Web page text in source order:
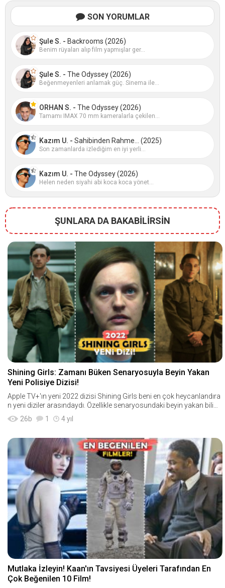
SON YORUMLAR
Şule S. - Backrooms (2026)
Benim rüyaları alıp film yapmışlar ger...
Şule S. - The Odyssey (2026)
Beğenmeyenleri anlamak güç. Sinema ile...
ORHAN S. - The Odyssey (2026)
Tamamı IMAX 70 mm kameralarla çekilen...
Kazım U. - Sahibinden Rahme... (2025)
Son zamanlarda izlediğim en iyi yerli...
Kazım U. - The Odyssey (2026)
Helen neden siyahi abi koca koca yönet...
ŞUNLARA DA BAKABİLİRSİN
Shining Girls: Zamanı Büken Senaryosuyla Beyin Yakan
Yeni Polisiye Dizisi!
Apple TV+'ın yeni 2022 dizisi Shining Girls beni en çok heycanlandıra
n yeni diziler arasındaydı. Özellikle senaryosundaki beyin yakan bilim
kurgusuyla yayınlanmasın
26b 1 4 yıl
Mutlaka İzleyin! Kaan'ın Tavsiyesi Üyeleri Tarafından En
Çok Beğenilen 10 Film!